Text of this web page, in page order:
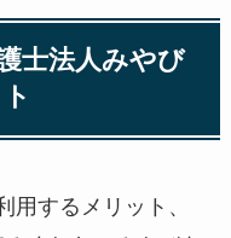
士法人みやび
するメリット、